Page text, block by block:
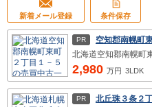
新着メール登録 条件保存
PR
空知郡南幌町
北海道空知郡南幌町
2,980 万円 3LDK
PR
北丘珠３条２